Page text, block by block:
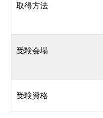
取得方法
受験会場
受験資格